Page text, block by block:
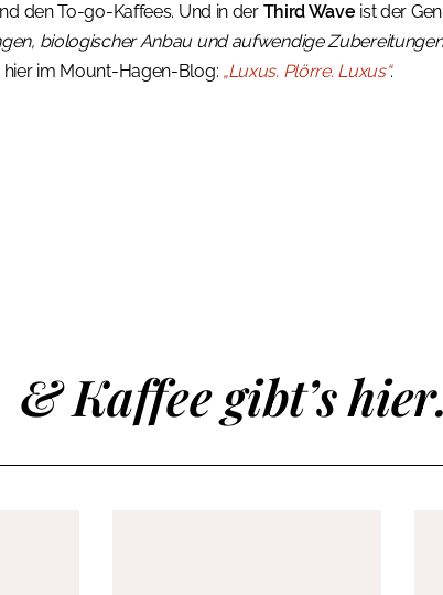
den To-go-Kaffees. Und in der Third Waveist der
biologischer Anbau und aufwendige
im Mount-Hagen-Blog: „Luxus. Plörre. Luxus“.
& Kaffee gibt’s